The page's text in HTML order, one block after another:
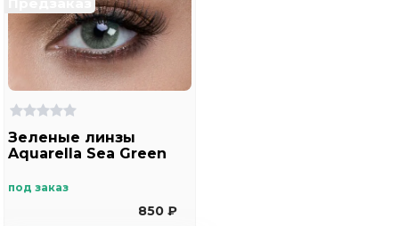
Зеленые линзы
Aquarella Sea Green
под заказ
850 ₽